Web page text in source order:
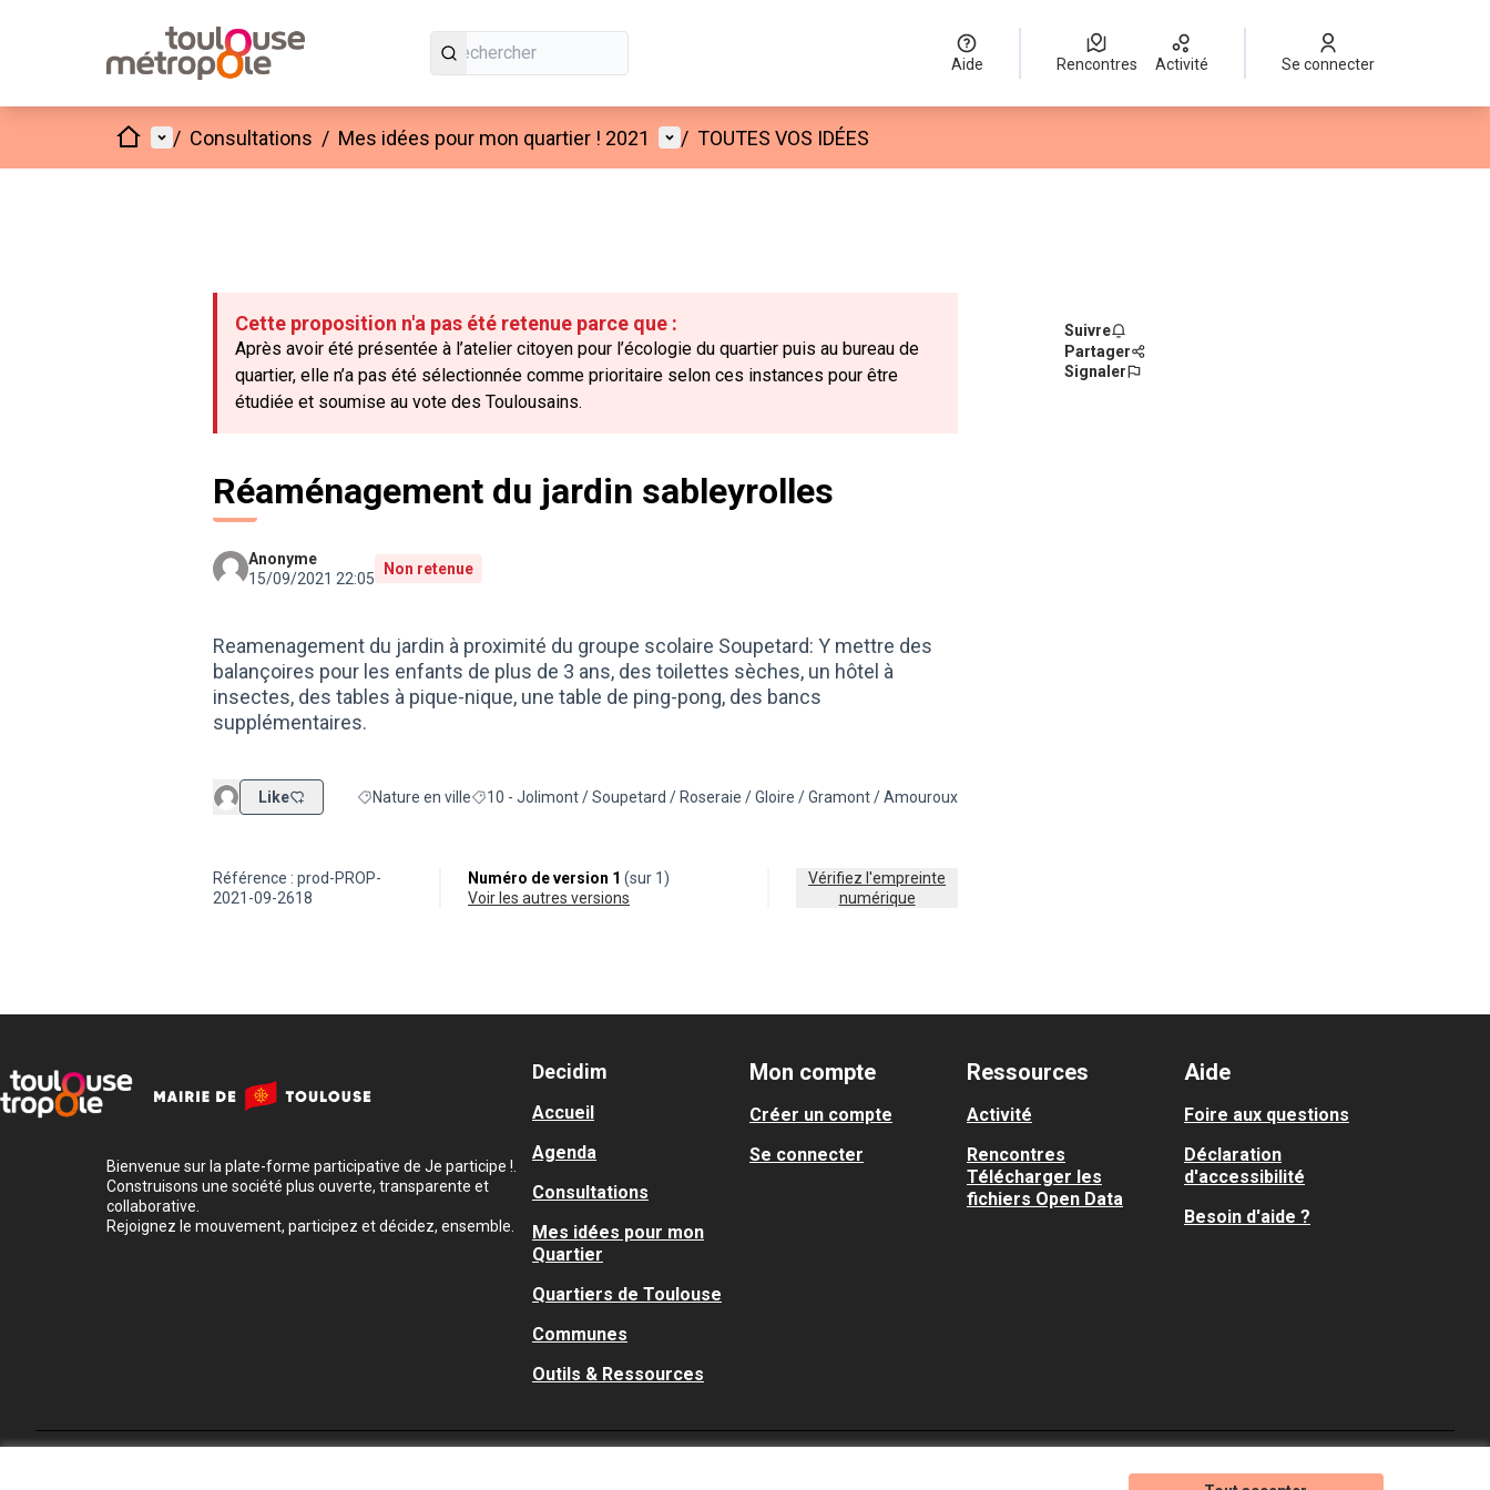
Aide Rencontres Activité Se connecter
AccueilMenu principal
/ Consultations / Mes idées pour mon quartier ! 2021 Menu utilisateur
/ TOUTES VOS IDÉES
Cette proposition n'a pas été retenue parce que :
Après avoir été présentée à l’atelier citoyen pour l’écologie du quartier puis au bureau de
quartier, elle n’a pas été sélectionnée comme prioritaire selon ces instances pour être
étudiée et soumise au vote des Toulousains.
Réaménagement du jardin sableyrolles
Anonyme
15/09/2021 22:05
Non retenue
Reamenagement du jardin à proximité du groupe scolaire Soupetard: Y mettre des
balançoires pour les enfants de plus de 3 ans, des toilettes sèches, un hôtel à
insectes, des tables à pique-nique, une table de ping-pong, des bancs
supplémentaires.
Like Filtrer les résultats de la catégorie : Nature en ville
Nature en villeFiltrer les résultats pour le secteur : 10 - Jolimont / Soupetard / Roseraie / Gloire / Gramont / Amouroux
10 - Jolimont / Soupetard / Roseraie / Gloire / Gramont / Amouroux
Suivre
Partager
Signaler
Référence : prod-PROP-
2021-09-2618
Numéro de version 1 (sur 1)
voir les autres versions
Vérifiez l'empreinte
numérique
Bienvenue sur la plate-forme participative de Je participe !.
Construisons une société plus ouverte, transparente et
collaborative.
Rejoignez le mouvement, participez et décidez, ensemble.
Decidim
Accueil
Agenda
Consultations
Mes idées pour mon
Quartier
Quartiers de Toulouse
Communes
Outils & Ressources
Mon compte
Créer un compte
Se connecter
Ressources
Activité
Rencontres
Télécharger les
fichiers Open Data
Aide
Foire aux questions
Déclaration
d'accessibilité
Besoin d'aide ?